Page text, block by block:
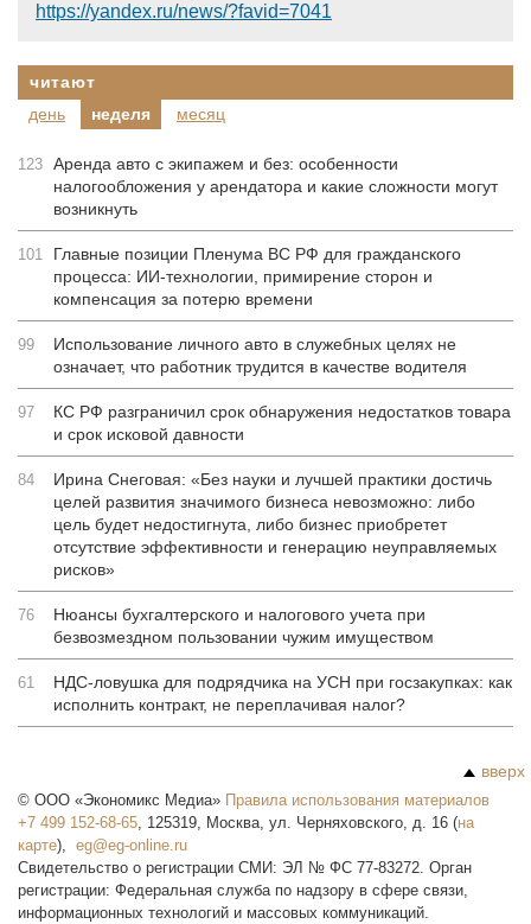
https://yandex.ru/news/?favid=7041
читают
день
неделя месяц
123 Аренда авто с экипажем и без: особенности
налогообложения у арендатора и какие сложности могут
возникнуть
101
Главные позиции Пленума ВС РФ для гражданского
процесса: ИИ-технологии, примирение сторон и
компенсация за потерю времени
99
Использование личного авто в служебных целях не
означает, что работник трудится в качестве водителя
97
КС РФ разграничил срок обнаружения недостатков товара
и срок исковой давности
84
Ирина Снеговая: «Без науки и лучшей практики достичь
целей развития значимого бизнеса невозможно: либо
цель будет недостигнута, либо бизнес приобретет
отсутствие эффективности и генерацию неуправляемых
рисков»
76
Нюансы бухгалтерского и налогового учета при
безвозмездном пользовании чужим имуществом
61
НДС-ловушка для подрядчика на УСН при госзакупках: как
исполнить контракт, не переплачивая налог?
вверх
© ООО «Экономикс Медиа» Правила использования материалов
+7 499 152-68-65, 125319, Москва, ул. Черняховского, д. 16 (на
карте),
Свидетельство о регистрации СМИ: ЭЛ № ФС 77-83272. Орган
регистрации: Федеральная служба по надзору в сфере связи,
информационных технологий и массовых коммуникаций.